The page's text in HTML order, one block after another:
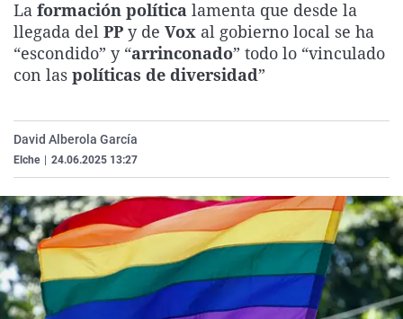
La rosa de los vientos
Gente viajera
Como el perro y el
Caso
Retornados
Equipo de
Extremadura
Galicia
La Rioja
Virales
Televisión
Elecciones
La formación política lamenta que desde la
llegada del PP y de Vox al gobierno local se ha
“escondido” y “arrinconado” todo lo “vinculado
con las políticas de diversidad”
David Alberola García
Elche 24.06.2025 13:27